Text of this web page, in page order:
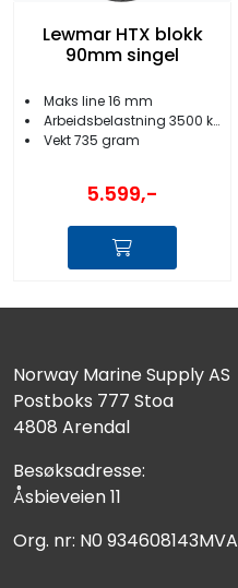
Lewmar HTX blokk
90mm singel
Maks line 16 mm
Arbeidsbelastning 3500 kg
Vekt 735 gram
5.599,-
Norway Marine Supply AS
Postboks 777 Stoa
4808 Arendal
Besøksadresse:
Åsbieveien 11
Org. nr: N0 934608143MVA